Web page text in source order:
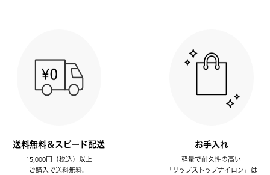
送料無料＆スピード配送
15,000円（税込）以上
ご購入で送料無料。
お手入れ
軽量で耐久性の高い
「リップストップナイロン」は